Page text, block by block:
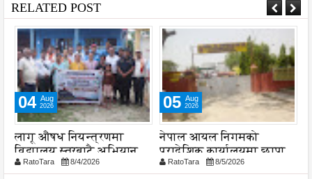
RELATED POST
04 Aug
2026
लागू औषध नियन्त्रणमा
विद्यालय स्तरबाटै अभियान
शुरुRatoTara 8/4/2026
05 Aug
2026
नेपाल आयल निगमको
प्रादेशिक कार्यालयमा छापा
RatoTara 8/5/2026